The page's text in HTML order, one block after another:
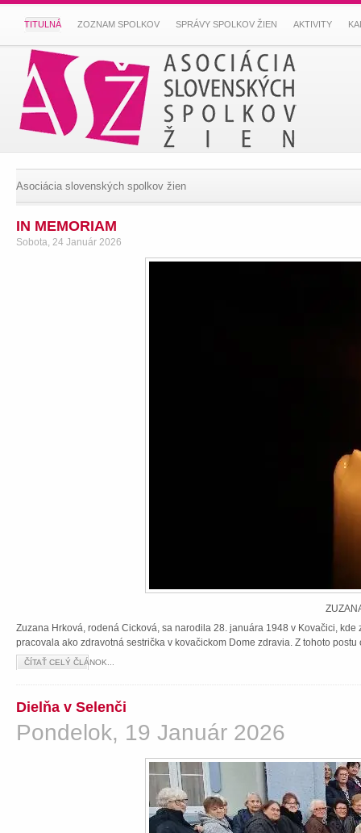
TITULNÁ ZOZNAM SPOLKOV SPRÁVY SPOLKOV ŽIEN AKTIVITY
Asociácia slovenských spolkov žien
IN MEMORIAM
Sobota, 24 Január 2026
Zuzana Hrková, rodená Cicková, sa narodila 28. januára 1948 v Kovačici,
pracovala ako zdravotná sestrička v kovačickom Dome zdravia. Z tohoto
ČÍTAŤ CELÝ ČLÁNOK...
Dielňa v Selenči
Pondelok, 19 Január 2026